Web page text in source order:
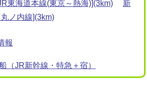
東海道本線(東京～熱海)](3km)
新
ノ内線](3km)
報
（JR新幹線・特急＋宿）